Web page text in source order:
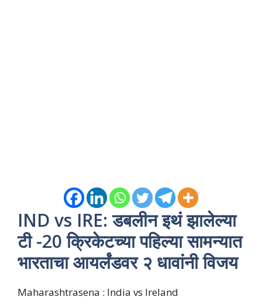
IND vs IRE: डबलीन इथं झालेल्या
टी -20 क्रिकेटच्या पहिल्या सामन्यात
भारताचा आयर्लंडवर २ धावांनी विजय
Maharashtrasena : India vs Ireland